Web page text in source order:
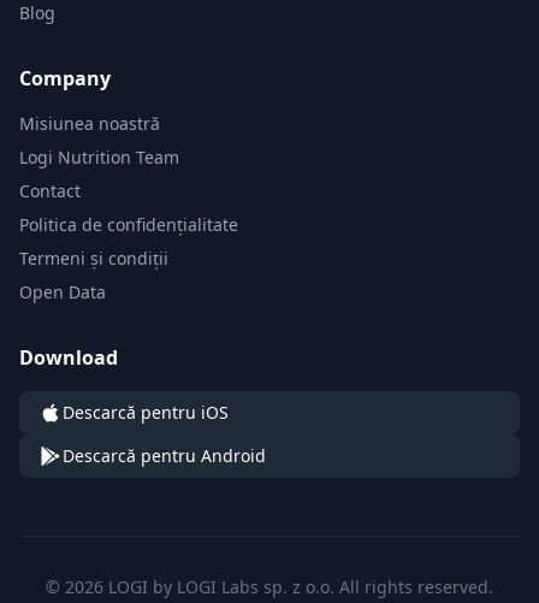
Blog
Company
Misiunea noastră
Logi Nutrition Team
Contact
Politica de confidențialitate
Termeni și condiții
Open Data
Download
Descarcă pentru iOS
Descarcă pentru Android
© 2026 LOGI by LOGI Labs sp. z o.o. All rights reserved.